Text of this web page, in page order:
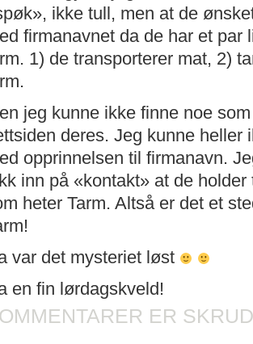
ikke tull, men at de
firmanavnet da de har et par
1) de transporterer mat, 2)
jeg kunne ikke finne noe
deres. Jeg kunne heller
opprinnelsen til firmanavn.
inn på «kontakt» at de
heter Tarm. Altså er det et
var det mysteriet løst
en fin lørdagskveld!
ER